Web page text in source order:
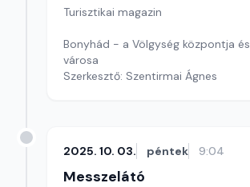
Turisztikai magazin
Bonyhád - a Völgység központja
városa
Szerkesztő: Szentirmai Ágnes
2025. 10. 03. péntek 9:04
Messzelátó